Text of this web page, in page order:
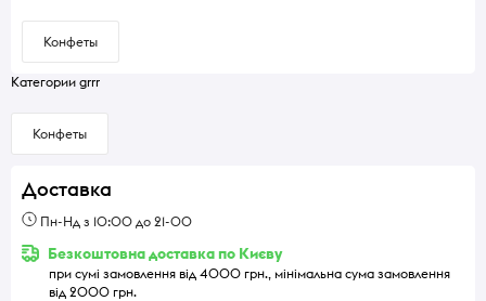
Конфеты
Категории grrr
Конфеты
Доставка
Пн-Нд з 10:00 до 21-00
Безкоштовна доставка по Києву
при сумі замовлення від 4000 грн., мінімальна сума замовлення
від 2000 грн.